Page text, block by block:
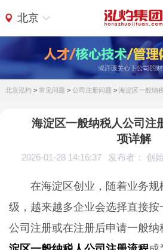
北京
北京泓灼 > 常见问题 > 公司注册问题 > 海淀区一般纳
海淀区一般纳税人公司注
项详解
2026-01-28 14:16:37 发布者： 创
在海淀区创业，随着业务
级，越来越多企业会选择直接
公司注册或在注册后申请一般纳